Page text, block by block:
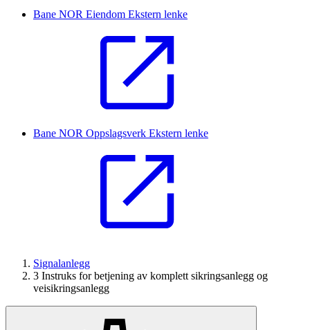
Bane NOR Eiendom Ekstern lenke
Bane NOR Oppslagsverk Ekstern lenke
Signalanlegg
3 Instruks for betjening av komplett sikringsanlegg og
veisikringsanlegg